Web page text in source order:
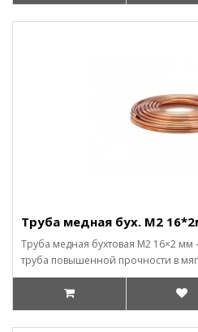
Труба медная бух. М2
Труба медная бухтовая М2 16×2 мм
труба повышенной прочности в